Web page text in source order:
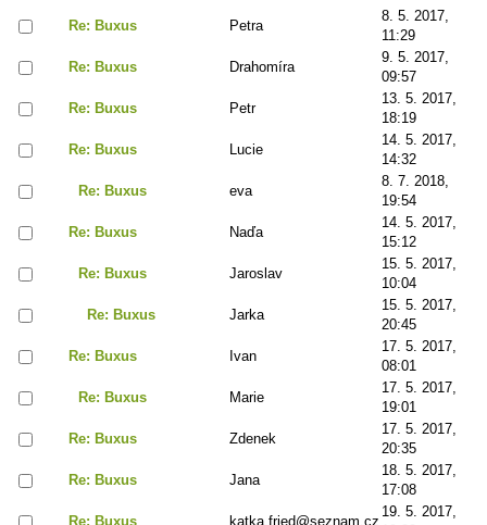
Re: Buxus
Petra
8. 5. 2017,
11:29
Re: Buxus
Drahomíra
9. 5. 2017,
09:57
Re: Buxus
Petr
13. 5. 2017,
18:19
Re: Buxus
Lucie
14. 5. 2017,
14:32
Re: Buxus
eva
8. 7. 2018,
19:54
Re: Buxus
Naďa
14. 5. 2017,
15:12
Re: Buxus
Jaroslav
15. 5. 2017,
10:04
Re: Buxus
Jarka
15. 5. 2017,
20:45
Re: Buxus
Ivan
17. 5. 2017,
08:01
Re: Buxus
Marie
17. 5. 2017,
19:01
Re: Buxus
Zdenek
17. 5. 2017,
20:35
Re: Buxus
Jana
18. 5. 2017,
17:08
Re: Buxus
katka.fried@seznam.cz
19. 5. 2017,